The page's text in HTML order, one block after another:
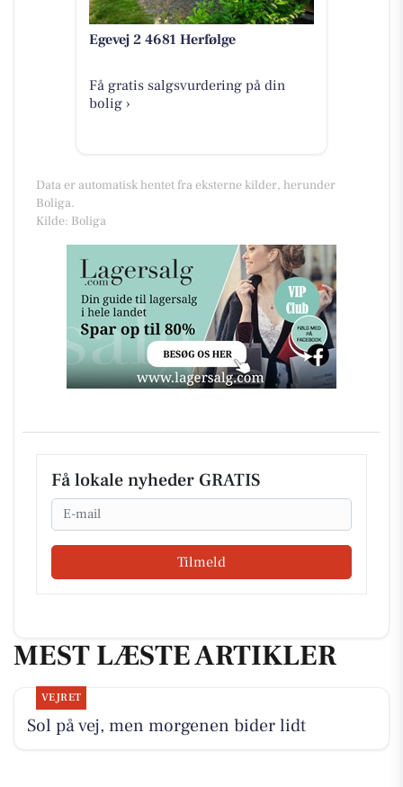
Egevej 2 4681 Herfølge
Få gratis salgsvurdering på din
bolig ›
Data er automatisk hentet fra eksterne kilder, herunder
Boliga.
Kilde: Boliga
Få lokale nyheder GRATIS
Email
Tilmeld
MEST LÆSTE ARTIKLER
VEJRET
Sol på vej, men morgenen bider lidt